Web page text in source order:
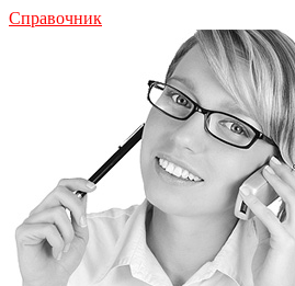
Справочник